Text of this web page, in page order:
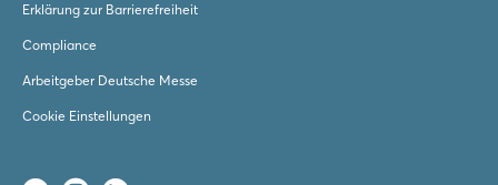
Erklärung zur Barrierefreiheit
Compliance
Arbeitgeber Deutsche Messe
Cookie Einstellungen